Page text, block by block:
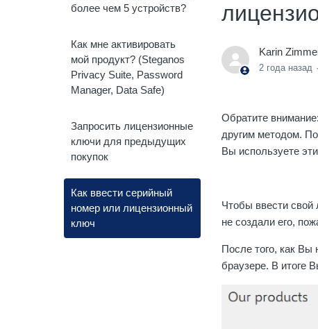
более чем 5 устройств?
Как мне активировать
мой продукт? (Steganos
Privacy Suite, Password
Manager, Data Safe)
Запросить лицензионные
ключи для предыдущих
покупок
Как ввести серийный
номер или лицензионный
ключ
Karin
2 года назад
Обратите
другим методом.
Вы используете
Чтобы ввести
не создали его,
После того, как Вы
браузере. В итоге